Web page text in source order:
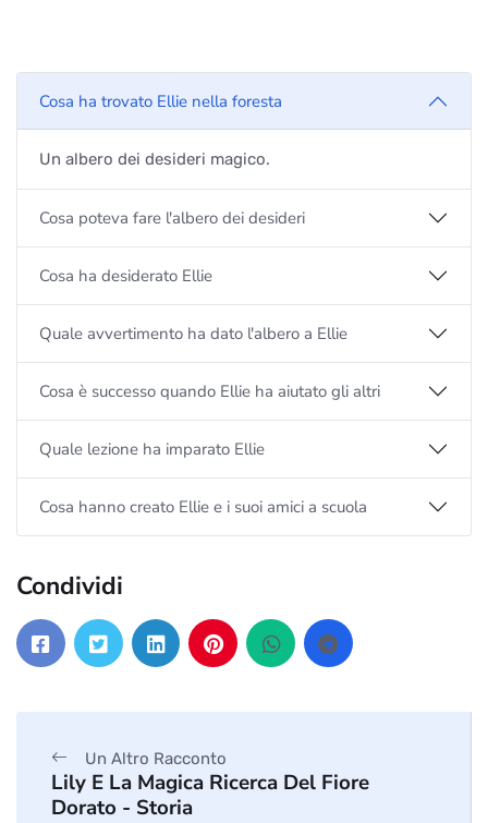
Cosa ha trovato Ellie nella foresta
Un albero dei desideri magico.
Cosa poteva fare l'albero dei desideri
Cosa ha desiderato Ellie
Quale avvertimento ha dato l'albero a Ellie
Cosa è successo quando Ellie ha aiutato gli altri
Quale lezione ha imparato Ellie
Cosa hanno creato Ellie e i suoi amici a scuola
Condividi
Un Altro Racconto
Lily E La Magica Ricerca Del Fiore
Dorato - Storia